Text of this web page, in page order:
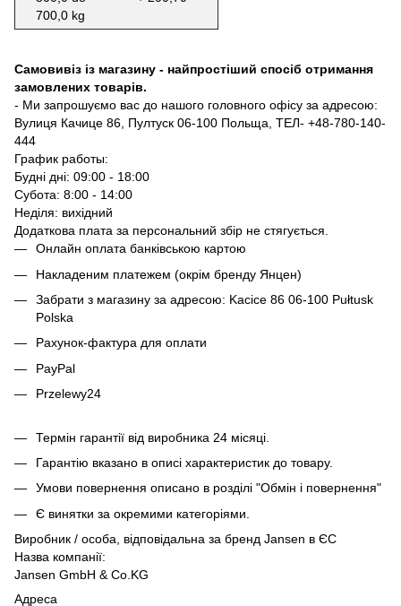
700,0 kg
Самовивіз із магазину - найпростіший спосіб отримання
замовлених товарів.
- Ми запрошуємо вас до нашого головного офісу за адресою:
Вулиця Качице 86, Пултуск 06-100 Польща, ТЕЛ- +48-780-140-
444
График работы:
Будні дні: 09:00 - 18:00
Субота: 8:00 - 14:00
Неділя: вихідний
Додаткова плата за персональний збір не стягується.
Онлайн оплата банківською картою
Накладеним платежем (окрім бренду Янцен)
Забрати з магазину за адресою: Kacice 86 06-100 Pułtusk
Polska
Рахунок-фактура для оплати
PayPal
Przelewy24
Термін гарантії від виробника 24 місяці.
Гарантію вказано в описі характеристик до товару.
Умови повернення описано в розділі "Обмін і повернення"
Є винятки за окремими категоріями.
Виробник / особа, відповідальна за бренд Jansen в ЄС
Назва компанії:
Jansen GmbH & Co.KG
Адреса